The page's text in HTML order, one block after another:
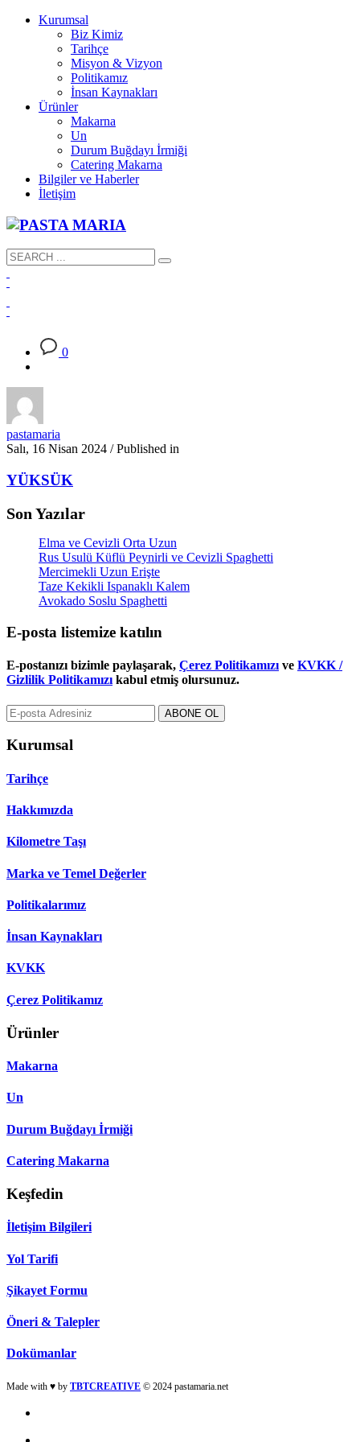
Kurumsal
Biz Kimiz
Tarihçe
Misyon & Vizyon
Politikamız
İnsan Kaynakları
Ürünler
Makarna
Un
Durum Buğdayı İrmiği
Catering Makarna
Bilgiler ve Haberler
İletişim
0
pastamaria
Salı, 16 Nisan 2024 / Published in
YÜKSÜK
Son Yazılar
Elma ve Cevizli Orta Uzun
Rus Usulü Küflü Peynirli ve Cevizli Spaghetti
Mercimekli Uzun Erişte
Taze Kekikli Ispanaklı Kalem
Avokado Soslu Spaghetti
E-posta listemize katılın
E-postanızı bizimle paylaşarak, Çerez Politikamızıve KVKK /
Gizlilik Politikamızıkabul etmiş olursunuz.
ABONE OL
Kurumsal
Tarihçe
Hakkımızda
Kilometre Taşı
Marka ve Temel Değerler
Politikalarımız
İnsan Kaynakları
KVKK
Çerez Politikamız
Ürünler
Makarna
Un
Durum Buğdayı İrmiği
Catering Makarna
Keşfedin
İletişim Bilgileri
Yol Tarifi
Şikayet Formu
Öneri & Talepler
Dokümanlar
Made with ♥ by TBTCREATIVE © 2024 pastamaria.net